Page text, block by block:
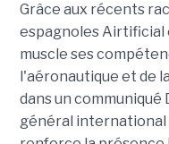
Grâce aux récents
espagnoles Airtificial
muscle ses
l'aéronautique et de
dans un
général international